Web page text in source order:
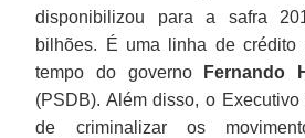
disponibilizou para a safra
bilhões. É uma linha de
tempo do governo
Fernando
(PSDB). Além disso, o
de criminalizar os